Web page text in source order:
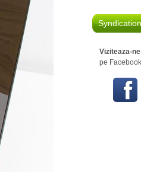
Syndication
Viziteaza-ne
pe Facebook